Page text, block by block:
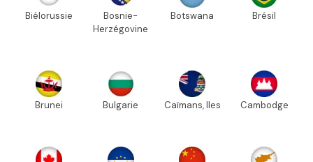
Biélorussie
Bosnie-
Herzégovine
Botswana Brésil
Brunei Bulgarie Caïmans, Iles Cambodge